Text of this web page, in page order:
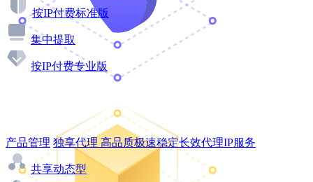
按IP付费标准版
集中提取
按IP付费专业版
产品管理 独享代理 高品质极速稳定长效代理IP服务
共享动态型